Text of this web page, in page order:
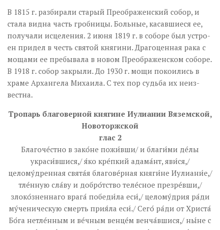
В 1815 г. раз­би­ра­ли ста­рый Пре­об­ра­жен­ский со­бор, и
ста­ла вид­на часть гроб­ни­цы. Боль­ные, ка­сав­ши­е­ся ее,
по­лу­ча­ли ис­це­ле­ния. 2 июня 1819 г. в со­бо­ре был устро­
ен при­дел в честь свя­той кня­ги­ни. Дра­го­цен­ная ра­ка с
мо­ща­ми ее пре­бы­ва­ла в но­вом Пре­об­ра­жен­ском со­бо­ре.
В 1918 г. со­бор за­кры­ли. До 1930 г. мо­щи по­ко­и­лись в
хра­ме Ар­хан­ге­ла Ми­ха­и­ла. С тех пор судь­ба их неиз­
вест­на.
Тропарь благоверной княгине Иулиании Вяземской,
Новоторжской
глас 2
Благоче́стно в зако́не пожи́вши/ и благи́ми де́лы
украси́вшися,/ я́ко кре́пкий адама́нт, яви́ся,/
целому́дренная свята́я благове́рная княги́не Иулиани́е,/
тле́нную сла́ву и добро́тство теле́сное презре́вши,/
злоко́зненнаго врага́ победи́ла еси́,/ целому́дрия ра́ди
му́ченическую смерть прия́ла еси́./ Сего́ ра́ди от Христа́
Бо́га нетле́нным и ве́чным венце́м венча́вшися,/ ны́не с